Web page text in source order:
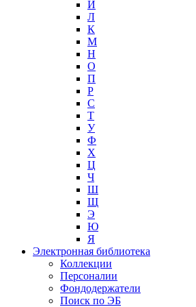
И
Л
К
М
Н
О
П
Р
С
Т
У
Ф
Х
Ц
Ч
Ш
Щ
Э
Ю
Я
Электронная библиотека
Коллекции
Персоналии
Фондодержатели
Поиск по ЭБ